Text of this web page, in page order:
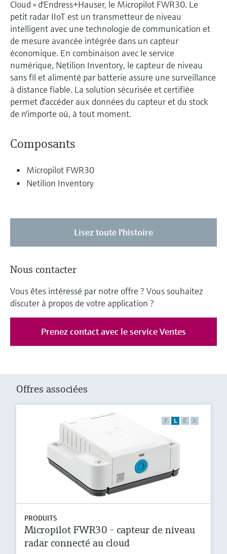
Cloud » d'Endress+Hauser, le Micropilot FWR30. Le
petit radar IIoT est un transmetteur de niveau
intelligent avec une technologie de communication et
de mesure avancée intégrée dans un capteur
économique. En combinaison avec le service
numérique, Netilion Inventory, le capteur de niveau
sans fil et alimenté par batterie assure une surveillance
à distance fiable. La solution sécurisée et certifiée
permet d'accéder aux données du capteur et du stock
de n'importe où, à tout moment.
Composants
Micropilot FWR30
Netilion Inventory
Lisez toute l'histoire
Nous contacter
Vous êtes intéressé par notre offre ? Vous souhaitez
discuter à propos de votre application ?
Prenez contact avec le service Ventes
Offres associées
F L E X
PRODUITS
Micropilot FWR30 - capteur de niveau
radar connecté au cloud